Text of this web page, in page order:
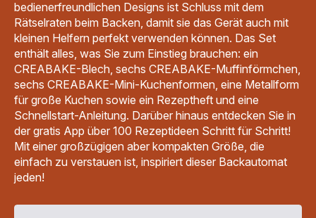
bedienerfreundlichen Designs ist Schluss mit dem
Rätselraten beim Backen, damit sie das Gerät auch mit
kleinen Helfern perfekt verwenden können. Das Set
enthält alles, was Sie zum Einstieg brauchen: ein
CREABAKE-Blech, sechs CREABAKE-Muffinförmchen,
sechs CREABAKE-Mini-Kuchenformen, eine Metallform
für große Kuchen sowie ein Rezeptheft und eine
Schnellstart-Anleitung. Darüber hinaus entdecken Sie in
der gratis App über 100 Rezeptideen Schritt für Schritt!
Mit einer großzügigen aber kompakten Größe, die
einfach zu verstauen ist, inspiriert dieser Backautomat
jeden!